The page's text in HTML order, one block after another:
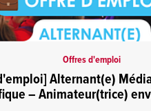
Offres d'emploi
Alternant(e)
– Animateur(trice)